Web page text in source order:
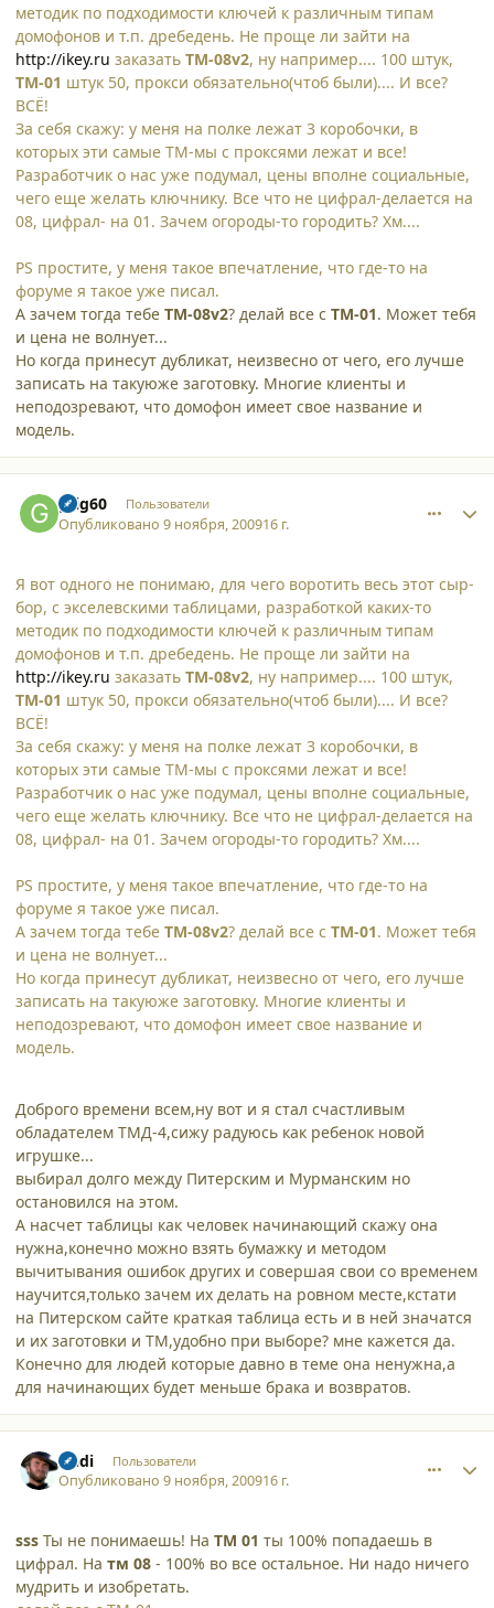
методик по подходимости ключей к различным типам
домофонов и т.п. дребедень. Не проще ли зайти на
http://ikey.ru заказать TM-08v2, ну например.... 100 штук,
ТМ-01 штук 50, прокси обязательно(чтоб были).... И все?
ВСЁ!
За себя скажу: у меня на полке лежат 3 коробочки, в
которых эти самые ТМ-мы с проксями лежат и все!
Разработчик о нас уже подумал, цены вполне социальные,
чего еще желать ключнику. Все что не цифрал-делается на
08, цифрал- на 01. Зачем огороды-то городить? Хм....
PS простите, у меня такое впечатление, что где-то на
форуме я такое уже писал.
А зачем тогда тебе TM-08v2? делай все с ТМ-01. Может тебя
и цена не волнует...
Но когда принесут дубликат, неизвесно от чего, его лучше
записать на такуюже заготовку. Многие клиенты и
неподозревают, что домофон имеет свое название и
модель.
grig60 Пользователи
Опубликовано9 ноября, 200916 г.
Я вот одного не понимаю, для чего воротить весь этот сыр-
бор, с экселевскими таблицами, разработкой каких-то
методик по подходимости ключей к различным типам
домофонов и т.п. дребедень. Не проще ли зайти на
http://ikey.ru заказать TM-08v2, ну например.... 100 штук,
ТМ-01 штук 50, прокси обязательно(чтоб были).... И все?
ВСЁ!
За себя скажу: у меня на полке лежат 3 коробочки, в
которых эти самые ТМ-мы с проксями лежат и все!
Разработчик о нас уже подумал, цены вполне социальные,
чего еще желать ключнику. Все что не цифрал-делается на
08, цифрал- на 01. Зачем огороды-то городить? Хм....
PS простите, у меня такое впечатление, что где-то на
форуме я такое уже писал.
А зачем тогда тебе TM-08v2? делай все с ТМ-01. Может тебя
и цена не волнует...
Но когда принесут дубликат, неизвесно от чего, его лучше
записать на такуюже заготовку. Многие клиенты и
неподозревают, что домофон имеет свое название и
модель.
Доброго времени всем,ну вот и я стал счастливым
обладателем ТМД-4,сижу радуюсь как ребенок новой
игрушке...
выбирал долго между Питерским и Мурманским но
остановился на этом.
А насчет таблицы как человек начинающий скажу она
нужна,конечно можно взять бумажку и методом
вычитывания ошибок других и совершая свои со временем
научится,только зачем их делать на ровном месте,кстати
на Питерском сайте краткая таблица есть и в ней значатся
и их заготовки и ТМ,удобно при выборе? мне кажется да.
Конечно для людей которые давно в теме она ненужна,а
для начинающих будет меньше брака и возвратов.
Andi Пользователи
Опубликовано9 ноября, 200916 г.
sss Ты не понимаешь! На ТМ 01 ты 100% попадаешь в
цифрал. На тм 08 - 100% во все остальное. Ни надо ничего
мудрить и изобретать.